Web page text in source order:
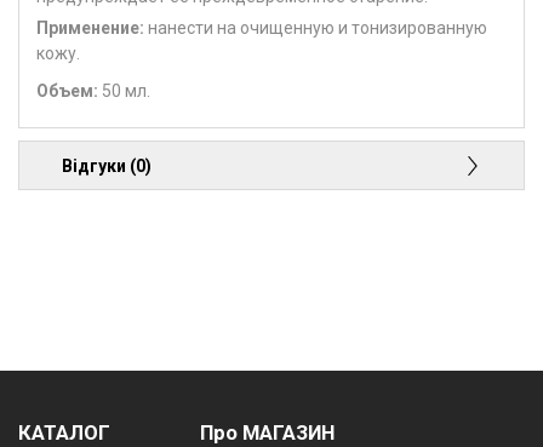
Применение: нанести на очищенную и тонизированную
кожу.
Объем: 50 мл.
Відгуки (0)
КАТАЛОГ Про МАГАЗИН